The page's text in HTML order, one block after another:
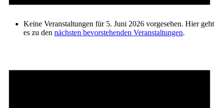
Keine Veranstaltungen für 5. Juni 2026 vorgesehen. Hier geht
es zu den nächsten bevorstehenden Veranstaltungen.